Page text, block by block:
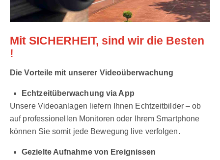
Mit SICHERHEIT, sind wir die Besten
!
Die Vorteile mit unserer Videoüberwachung
Echtzeitüberwachung via App
Unsere Videoanlagen liefern Ihnen Echtzeitbilder – ob
auf professionellen Monitoren oder Ihrem Smartphone
können Sie somit jede Bewegung live verfolgen.
Gezielte Aufnahme von Ereignissen